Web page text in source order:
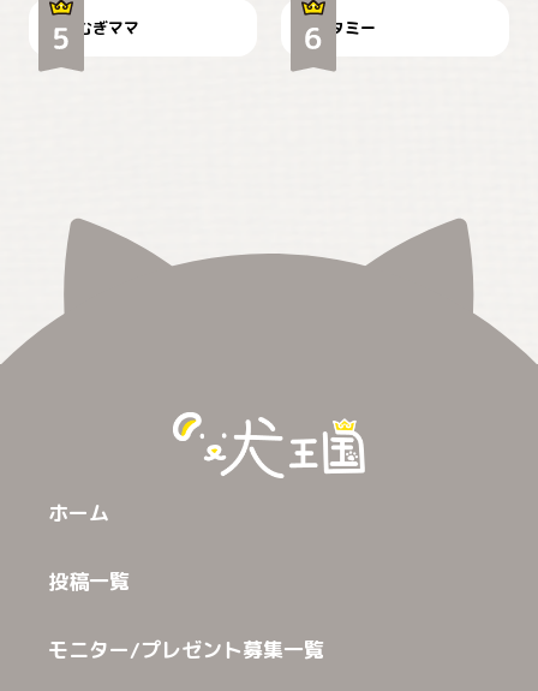
むぎママ タミー
ホーム
投稿一覧
モニター/プレゼント募集一覧